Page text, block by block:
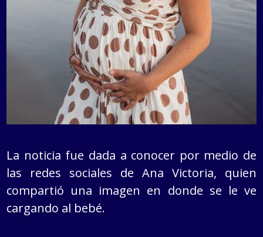
La noticia fue dada a conocer por medio de
las redes sociales de Ana Victoria, quien
compartió una imagen en donde se le ve
cargando al bebé.